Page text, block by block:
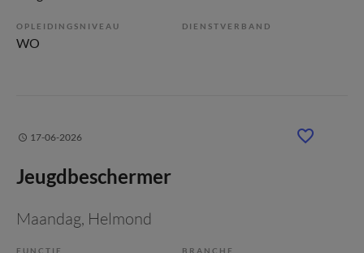
OPLEIDINGSNIVEAU
WO
DIENSTVERBAND
17-06-2026
Jeugdbeschermer
Maandag, Helmond
FUNCTIE BRANCHE